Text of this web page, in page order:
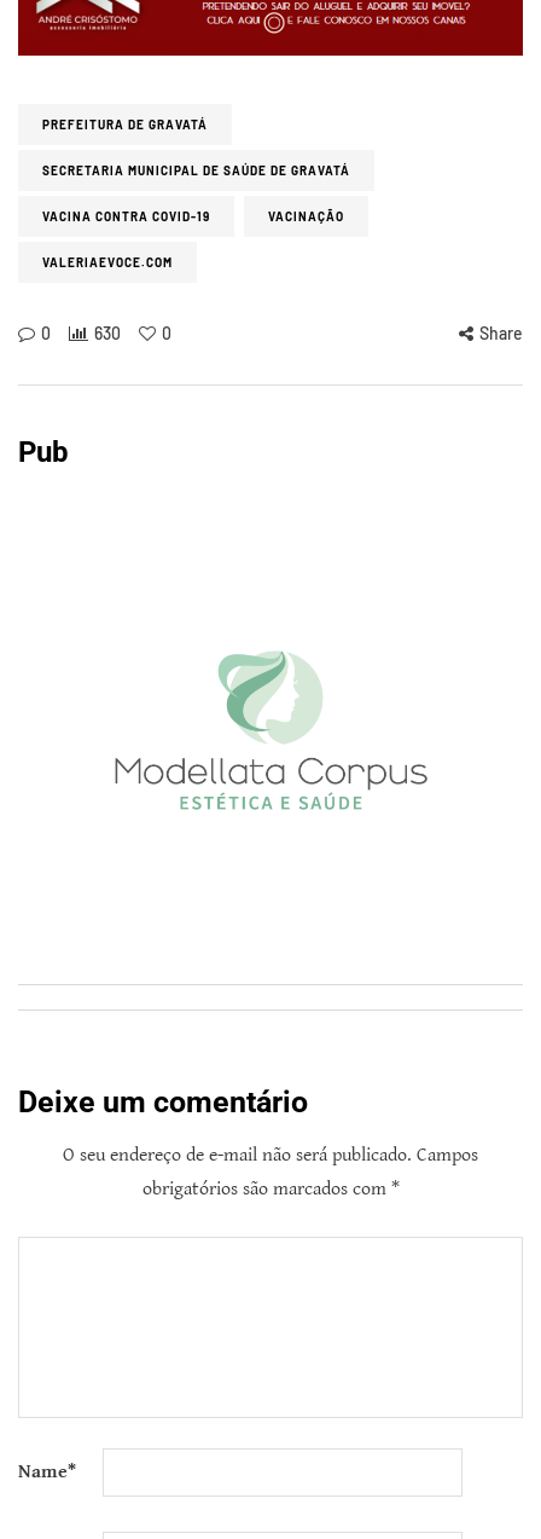
PREFEITURA DE GRAVATÁ
SECRETARIA MUNICIPAL DE SAÚDE DE GRAVATÁ
VACINA CONTRA COVID-19 VACINAÇÃO
VALERIAEVOCE.COM
0 630 0 Share
Pub
Deixe um comentário
O seu endereço de e-mail não será publicado. Campos
obrigatórios são marcados com *
Name*